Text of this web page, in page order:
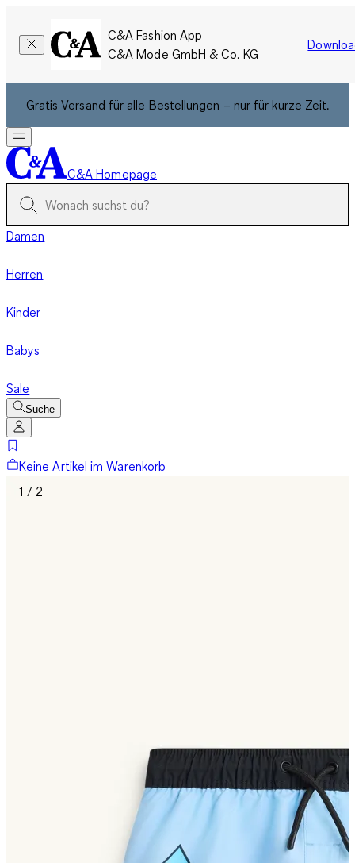
C&A Fashion App
C&A Mode GmbH & Co. KG
Gratis Versand für alle Bestellungen – nur für kurze Zeit.
C&A Homepage
Damen
Herren
Kinder
Babys
Sale
Suche
Keine Artikel im Warenkorb
1 / 2